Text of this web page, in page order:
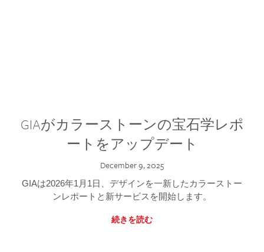
GIAがカラーストーンの宝石学レポ
ートをアップデート
December 9, 2025
GIAは2026年1月1日、デザインを一新したカラーストー
ンレポートと新サービスを開始します。
続きを読む